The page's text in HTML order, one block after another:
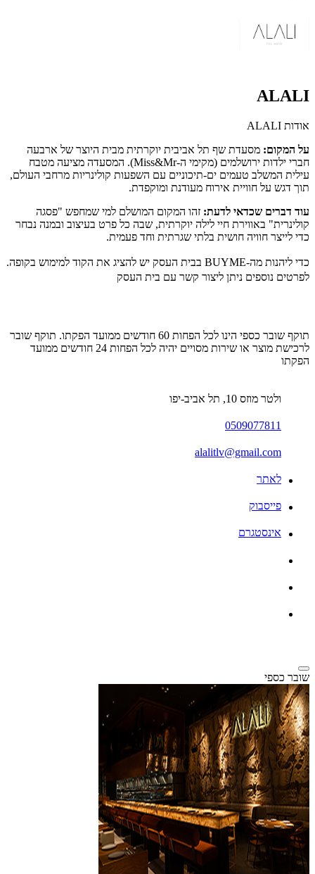
ALALI
אודות ALALI
על המקום: מסעדת שף תל אביבית יוקרתית מבית היוצר של ארבעה
חברי ילדות ירושלמים (מקימי ה-Miss&Mr). המסעדה מציעה מטבח
עילית המשלב טעמים ים-תיכוניים עם השפעות קולינריות מרחבי העולם,
תוך דגש על חוויית אירוח מעודנת ומוקפדת.
עוד דברים שכדאי לדעת: זהו המקום המושלם למי שמחפש "פסגה
קולינרית" באווירת חיי לילה יוקרתית, שבה כל פרט בעיצוב ובמנה נבחר
כדי לייצר חוויה חושית בלתי שגרתית וחד פעמית.
כדי ליהנות מה-BUYME בבית העסק יש להציג את הקוד למימוש בקופה.
לפרטים נוספים ניתן ליצור קשר עם בית העסק
תוקף שובר כספי הינו לכל הפחות 60 חודשים ממועד הפקתו. תוקף שובר
לרכישת מוצר או שירות מסויים יהיה לכל הפחות 24 חודשים ממועד
הפקתו
ולטר מוזס 10, תל אביב-יפו
0509077811
alalitlv@gmail.com
לאתר
פייסבוק
אינסטגרם
שובר כספי